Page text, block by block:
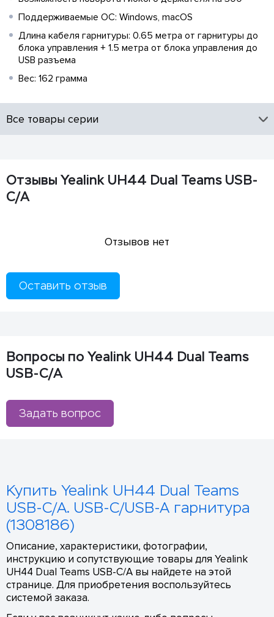
Поддерживаемые ОС: Windows, macOS
Длина кабеля гарнитуры: 0.65 метра от гарнитуры до
блока управления + 1.5 метра от блока управления до
USB разъема
Вес: 162 грамма
Все товары серии
Отзывы Yealink UH44 Dual Teams USB-
C/A
Отзывов нет
Оставить отзыв
Вопросы по Yealink UH44 Dual Teams
USB-C/A
Задать вопрос
Купить Yealink UH44 Dual Teams
USB-C/A. USB-C/USB-A гарнитура
(1308186)
Описание, характеристики, фотографии,
инструкцию и сопутствующие товары для Yealink
UH44 Dual Teams USB-C/A вы найдете на этой
странице. Для приобретения воспользуйтесь
системой заказа.